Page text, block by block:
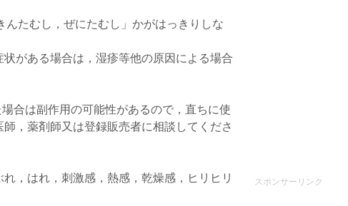
んたむし，ぜにたむし」かがはっきりしな
状がある場合は，湿疹等他の原因による場合
合は副作用の可能性があるので，直ちに使
，薬剤師又は登録販売者に相談してくださ
，はれ，刺激感，熱感，乾燥感，ヒリヒリ
スポンサーリンク